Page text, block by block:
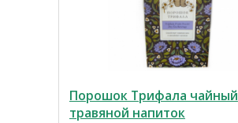
Порошок Трифала чайный
травяной напиток